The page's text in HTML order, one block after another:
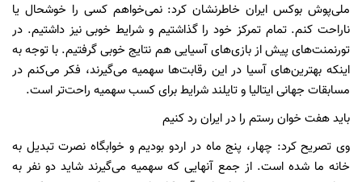
ملی‌پوش بوکس ایران خاطرنشان کرد: نمی‌خواهم کسی را خوشحال یا
ناراحت کنم. تمام تمرکز خود را گذاشتیم و شرایط خوبی نیز داشتیم. در
تورنمنت‌های پیش از بازی‌های آسیایی هم نتایج خوبی گرفتیم. با توجه به
اینکه بهترین‌های آسیا در این رقابت‌ها سهمیه می‌گیرند، فکر می‌کنم در
مسابقات جهانی ایتالیا و تایلند شرایط برای کسب سهمیه راحت‌تر است.
باید هفت خوان رستم را در ایران رد کنیم
وی تصریح کرد: چهار، پنج ماه در اردو بودیم و خوابگاه نصرت تبدیل به
خانه ما شده است. از جمع آنهایی که سهمیه می‌گیرند شاید دو نفر به